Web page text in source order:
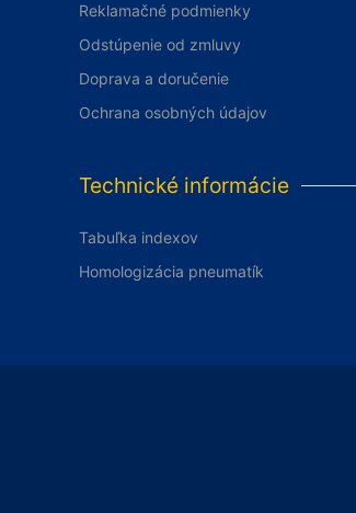
Reklamačné podmienky
Odstúpenie od zmluvy
Doprava a doručenie
Ochrana osobných údajov
Technické informácie
Tabuľka indexov
Homologizácia pneumatík